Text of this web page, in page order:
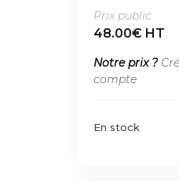
Prix public
48.00€ HT
Notre prix ?
compte
En stock